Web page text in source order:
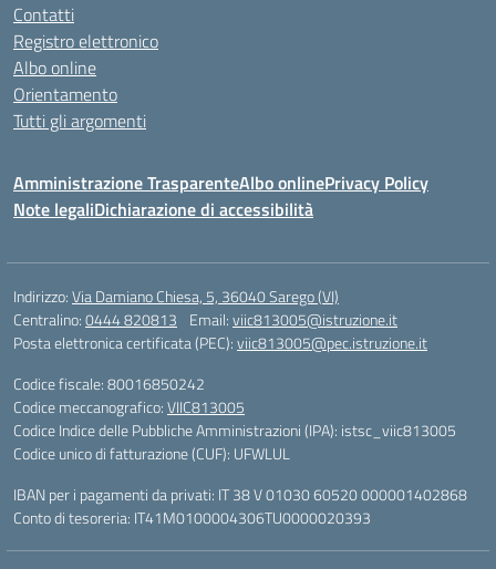
Contatti
Registro elettronico
Albo online
Orientamento
Tutti gli argomenti
Amministrazione TrasparenteAlbo onlinePrivacy Policy
Note legaliDichiarazione di accessibilità
Indirizzo:Via Damiano Chiesa, 5, 36040 Sarego (VI)
Centralino:0444 820813 Email:viic813005@istruzione.it
Posta elettronica certificata (PEC):viic813005@pec.istruzione.it
Codice fiscale: 80016850242
Codice meccanografico:VIIC813005
Codice Indice delle Pubbliche Amministrazioni (IPA): istsc_viic813005
Codice unico di fatturazione (CUF): UFWLUL
IBAN per i pagamenti da privati: IT 38 V 01030 60520 000001402868
Conto di tesoreria: IT41M0100004306TU0000020393